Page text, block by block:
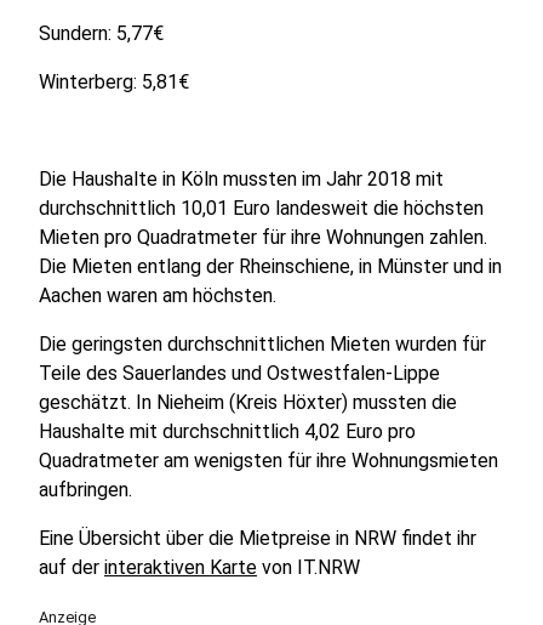
Sundern: 5,77€
Winterberg: 5,81€
Die Haushalte in Köln mussten im Jahr 2018 mit
durchschnittlich 10,01 Euro landesweit die höchsten
Mieten pro Quadratmeter für ihre Wohnungen zahlen.
Die Mieten entlang der Rheinschiene, in Münster und in
Aachen waren am höchsten.
Die geringsten durchschnittlichen Mieten wurden für
Teile des Sauerlandes und Ostwestfalen-Lippe
geschätzt. In Nieheim (Kreis Höxter) mussten die
Haushalte mit durchschnittlich 4,02 Euro pro
Quadratmeter am wenigsten für ihre Wohnungsmieten
aufbringen.
Eine Übersicht über die Mietpreise in NRW findet ihr
auf der interaktiven Karte von IT.NRW
Anzeige